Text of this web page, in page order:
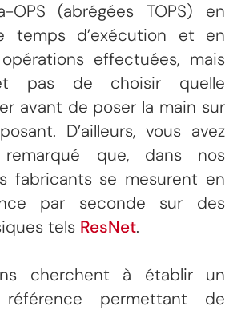
(abrégées TOPS) en
temps d’exécution et en
effectuées, mais
pas de choisir quelle
avant de poser la main sur
D’ailleurs, vous avez
que, dans nos
fabricants se mesurent en
par seconde sur des
tels ResNet.
cherchent à établir un
permettant de